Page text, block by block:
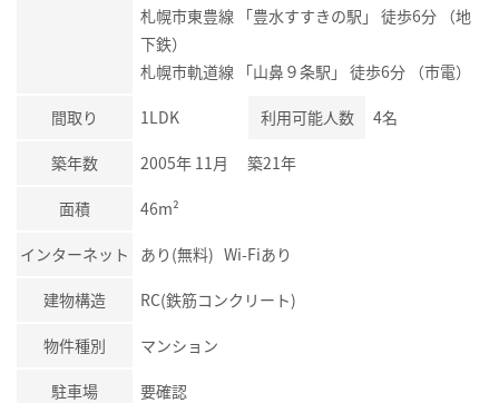
札幌市東豊線 「豊水すすきの駅」 徒歩6分 （地
下鉄）
札幌市軌道線 「山鼻９条駅」 徒歩6分 （市電）
間取り 1LDK 利用可能人数 4名
築年数 2005年 11月 築21年
面積 46m²
インターネット あり(無料) Wi-Fiあり
建物構造 RC(鉄筋コンクリート)
物件種別 マンション
駐車場 要確認